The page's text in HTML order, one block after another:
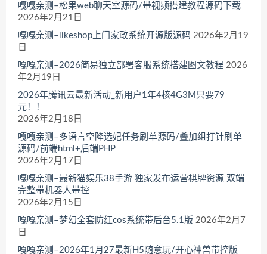
嘎嘎亲测–松果web聊天室源码/带视频搭建教程源码下载
2026年2月21日
嘎嘎亲测–likeshop上门家政系统开源版源码 2026年2月19
日
嘎嘎亲测–2026简易独立部署客服系统搭建图文教程 2026
年2月19日
2026年腾讯云最新活动_新用户1年4核4G3M只要79
元！！
2026年2月18日
嘎嘎亲测–多语言空降选妃任务刷单源码/叠加组打针刷单
源码/前端html+后端PHP
2026年2月17日
嘎嘎亲测–最新猫娱乐38手游 独家发布运营棋牌资源 双端
完整带机器人带控
2026年2月15日
嘎嘎亲测–梦幻全套防红cos系统带后台5.1版 2026年2月7
日
嘎嘎亲测–2026年1月27最新H5随意玩/开心神兽带控版